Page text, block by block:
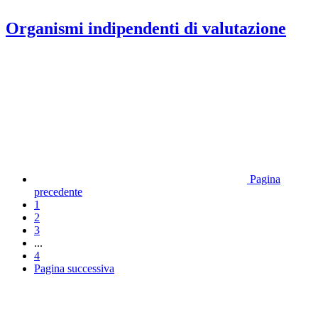
Organismi indipendenti di valutazione
Pagina
precedente
1
2
3
...
4
Pagina successiva